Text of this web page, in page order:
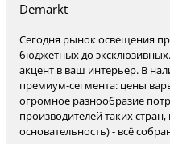
Demarkt
Сегодня рынок освещения
бюджетных до
акцент в ваш интерьер. В
премиум-сегмента: цены
огромное разнообразие
производителей таких
основательность) - всё